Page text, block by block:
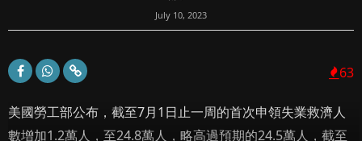
July 10, 2023
63
美國勞工部公布，截至7月1日止一周的首次申領失業救濟人
數增加1.2萬人，至24.8萬人，略高過預期的24.5萬人，截至